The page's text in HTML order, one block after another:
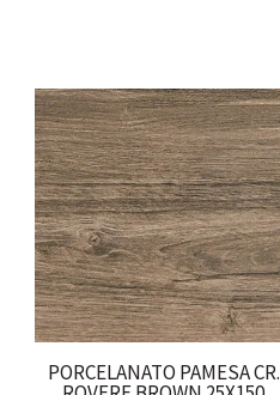
PORCELANATO PAMESA CR.